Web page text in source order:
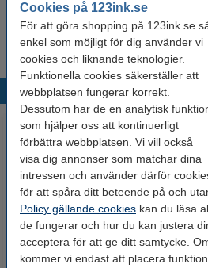
Cookies på 123ink.se
För att göra shopping på 123ink.se
enkel som möjligt för dig använder vi
cookies och liknande teknologier.
Funktionella cookies säkerställer att
webbplatsen fungerar korrekt.
Dessutom har de en analytisk
som hjälper oss att kontinuerligt
förbättra webbplatsen. Vi vill också
visa dig annonser som matchar dina
intressen och använder därför
för att spåra ditt beteende på och
Policy gällande cookies kan du läsa
de fungerar och hur du kan justera
acceptera för att ge ditt samtycke.
kommer vi endast att placera
150 kr
Populära
Kortskrivare Evolis Badgy 100
[4kg]